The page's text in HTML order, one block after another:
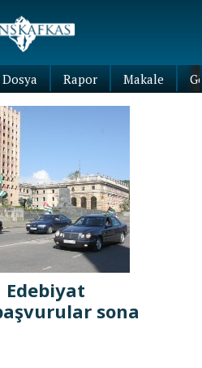
Dosya Rapor Makale
Edebiyat
sona